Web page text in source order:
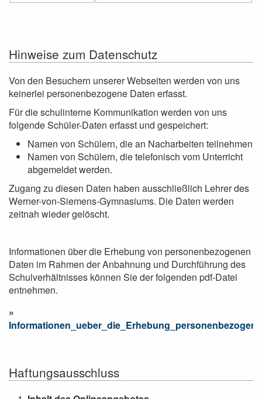
Hinweise zum Datenschutz
Von den Besuchern unserer Webseiten werden von uns
keinerlei personenbezogene Daten erfasst.
Für die schulinterne Kommunikation werden von uns
folgende Schüler-Daten erfasst und gespeichert:
Namen von Schülern, die an Nacharbeiten teilnehmen
Namen von Schülern, die telefonisch vom Unterricht
abgemeldet werden.
Zugang zu diesen Daten haben ausschließlich Lehrer des
Werner-von-Siemens-Gymnasiums. Die Daten werden
zeitnah wieder gelöscht.
Informationen über die Erhebung von personenbezogenen
Daten im Rahmen der Anbahnung und Durchführung des
Schulverhältnisses können Sie der folgenden pdf-Datei
entnehmen.
Haftungsausschluss